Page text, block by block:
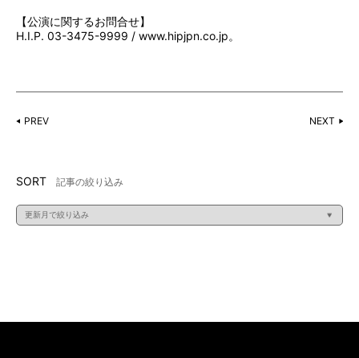
【公演に関するお問合せ】
H.I.P. 03-3475-9999 / www.hipjpn.co.jp。
PREV NEXT
SORT 記事の絞り込み